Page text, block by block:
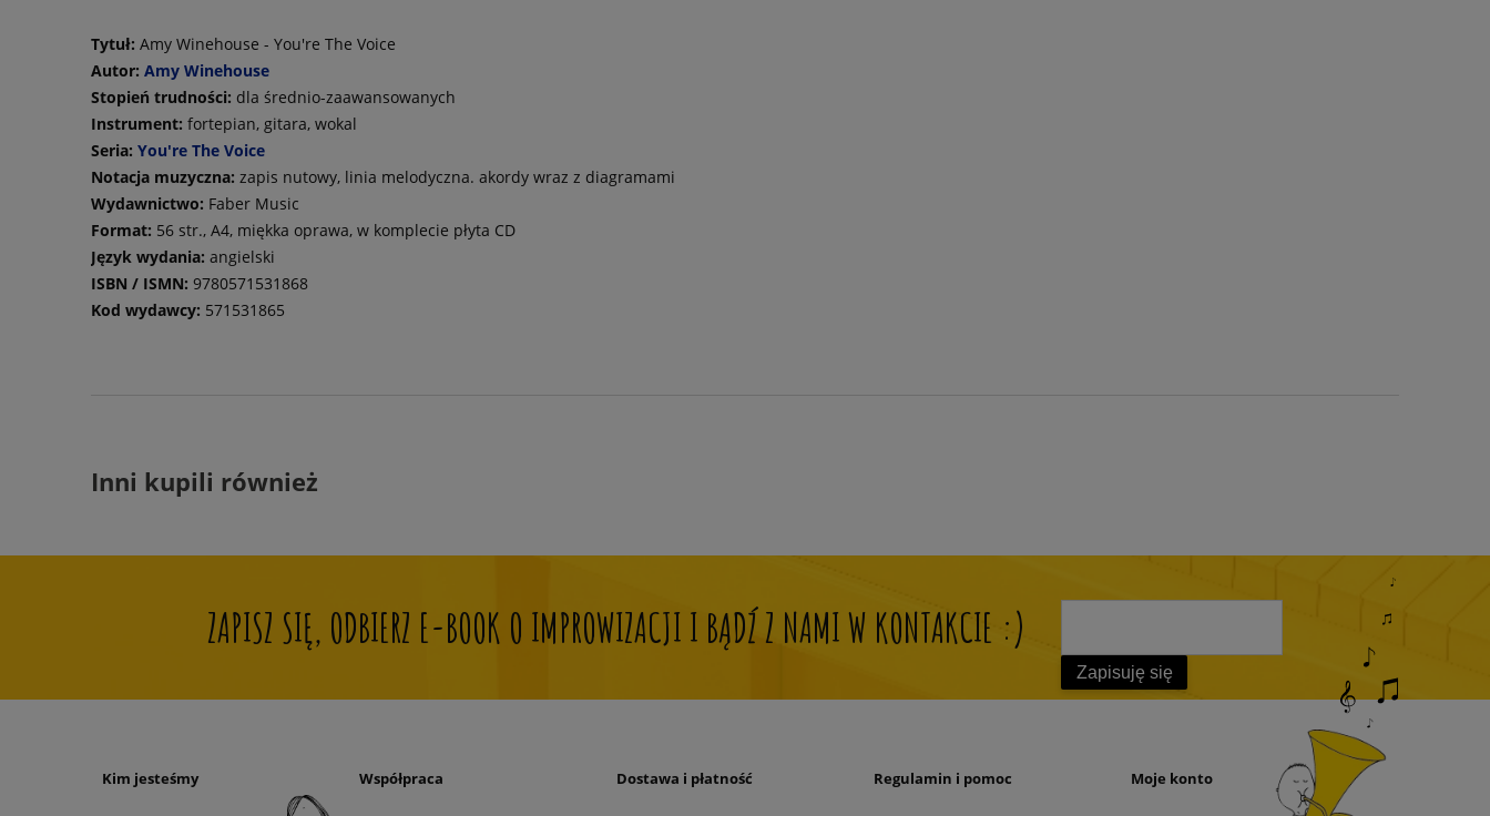
Tytuł: Amy Winehouse - You're The Voice
Autor: Amy Winehouse
Stopień trudności: dla średnio-zaawansowanych
Instrument: fortepian, gitara, wokal
Seria: You're The Voice
Notacja muzyczna: zapis nutowy, linia melodyczna. akordy wraz z diagramami
Wydawnictwo: Faber Music
Format: 56 str., A4, miękka oprawa, w komplecie płyta CD
Język wydania: angielski
ISBN / ISMN: 9780571531868
Kod wydawcy: 571531865
Inni kupili również
ZAPISZ SIĘ, ODBIERZ E-BOOK O IMPROWIZACJI I BĄDŹ Z NAMI W KONTAKCIE :)
Zapisuję się
Kim jesteśmy Współpraca Dostawa i płatność Regulamin i pomoc Moje konto